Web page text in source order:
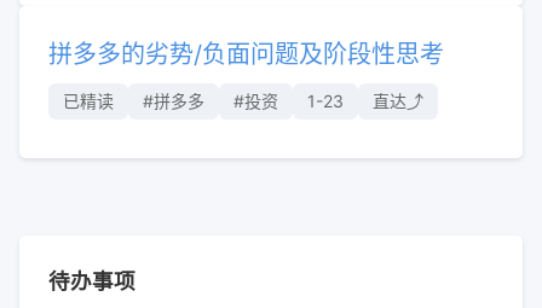
拼多多的劣势/负面问题及阶段性思考
已精读 #拼多多 #投资 1-23 直达⤴︎
待办事项